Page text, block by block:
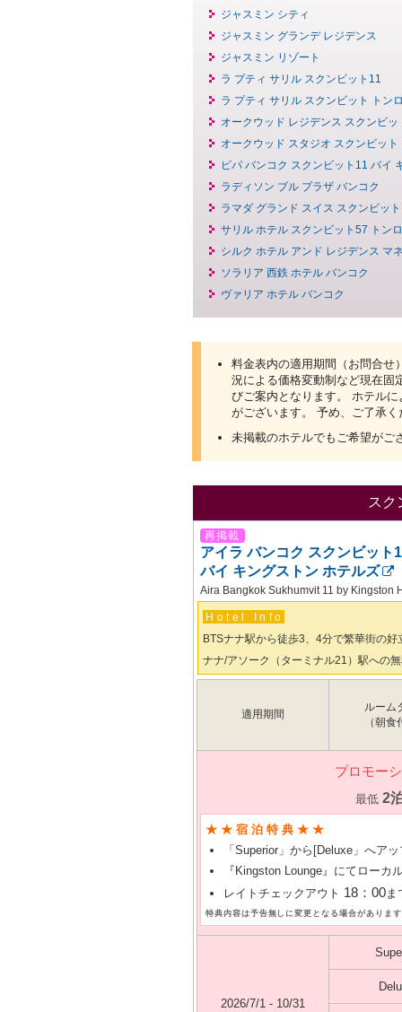
ジャスミン シティ
ジャスミン グランデ レジデンス
ジャスミン リゾート
ラ プティ サリル スクンビット11
ラ プティ サリル スクンビット トン
オークウッド レジデンス スクンビッ
オークウッド スタジオ スクンビット
ピパ バンコク スクンビット11 バイ
ラディソン ブル プラザ バンコク
ラマダ グランド スイス スクンビッ
サリル ホテル スクンビット57 トン
シルク ホテル アンド レジデンス マ
ソラリア 西鉄 ホテル バンコク
ヴァリア ホテル バンコク
料金表内の適用期間（お問合せ
況による価格変動制など現在固
びご案内となります。 ホテル
がございます。 予め、ご了承く
未掲載のホテルでもご希望がご
スク
再掲載
アイラ バンコク スクンビット
バイ キングストン ホテルズ
Aira Bangkok Sukhumvit 11 by Kingston
Hotel Info
BTSナナ駅から徒歩3、4分で繁華街の好
ナナ/アソーク（ターミナル21）駅への
適用期間
ルーム
（朝
プロモー
最低 2
★★宿泊特典★★
「Superior」から[Deluxe」へア
『Kingston Lounge』にてローカ
レイトチェックアウト 18：00
特典内容は予告無しに変更となる場合がありま
2026/7/1 - 10/31